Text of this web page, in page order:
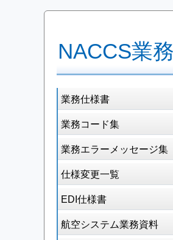
NACCS業
業務仕様書
業務コード集
業務エラーメッセージ集
仕様変更一覧
EDI仕様書
航空システム業務資料